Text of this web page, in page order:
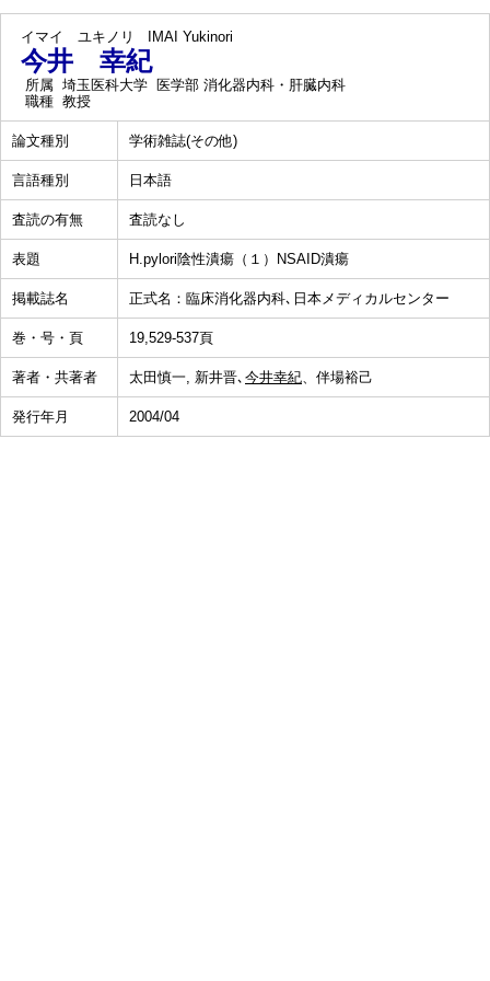
イマイ ユキノリ IMAI Yukinori
今井 幸紀
所属 埼玉医科大学 医学部 消化器内科・肝臓内科
職種 教授
論文種別 学術雑誌(その他)
言語種別 日本語
査読の有無 査読なし
表題 H.pylori陰性潰瘍（１）NSAID潰瘍
掲載誌名 正式名：臨床消化器内科､日本メディカルセンター
巻・号・頁 19,529-537頁
著者・共著者 太田慎一, 新井晋､ 今井幸紀、伴場裕己
発行年月 2004/04